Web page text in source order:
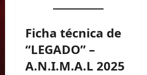
Ficha técnica de
“LEGADO” –
A.N.I.M.A.L 2025